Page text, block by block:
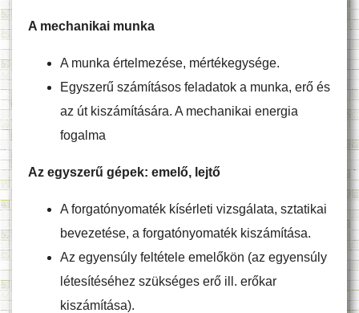
A mechanikai munka
A munka értelmezése, mértékegysége.
Egyszerű számításos feladatok a munka, erő és
az út kiszámítására. A mechanikai energia
fogalma
Az egyszerű gépek: emelő, lejtő
A forgatónyomaték kísérleti vizsgálata, sztatikai
bevezetése, a forgatónyomaték kiszámítása.
Az egyensúly feltétele emelőkön (az egyensúly
létesítéséhez szükséges erő ill. erőkar
kiszámítása).